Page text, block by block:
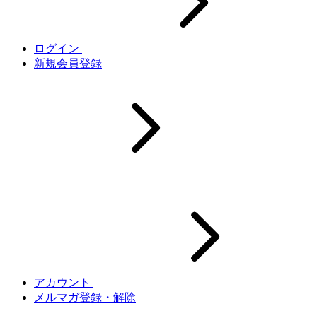
ログイン
新規会員登録
アカウント
メルマガ登録・解除